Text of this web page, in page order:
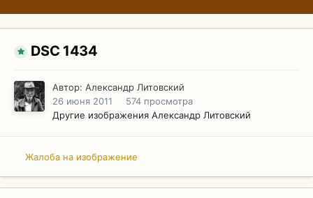
DSC 1434
Автор: Александр Литовский
26 июня 2011
574 просмотра
Другие изображения Александр Литовский
Жалоба на изображение